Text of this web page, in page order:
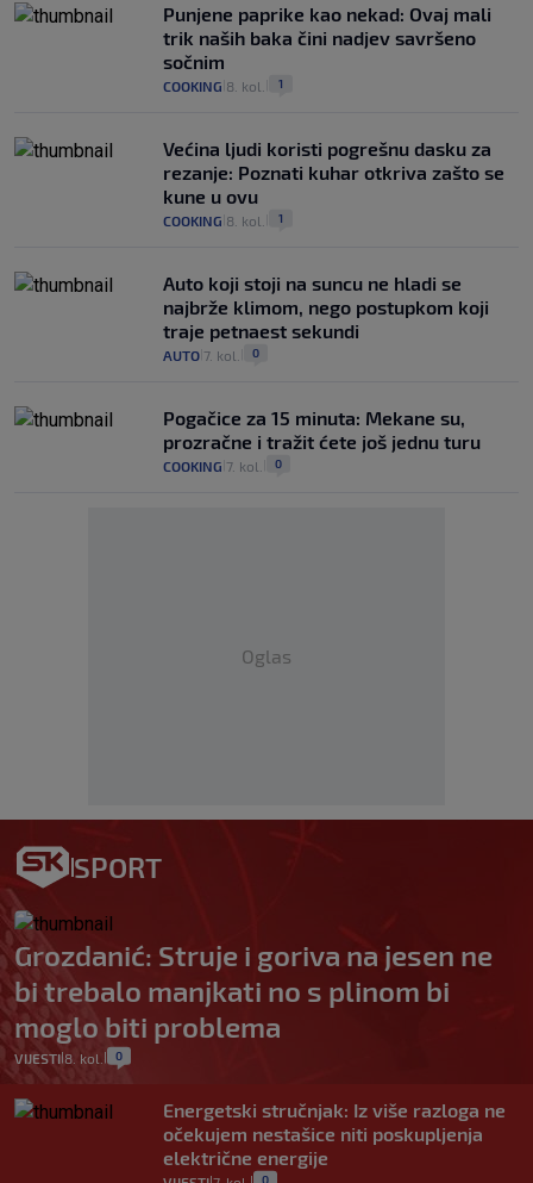
Punjene paprike kao nekad: Ovaj mali
trik naših baka čini nadjev savršeno
sočnim
COOKING 8. kol. 1
Većina ljudi koristi pogrešnu dasku za
rezanje: Poznati kuhar otkriva zašto se
kune u ovu
COOKING 8. kol. 1
Auto koji stoji na suncu ne hladi se
najbrže klimom, nego postupkom koji
traje petnaest sekundi
AUTO 7. kol. 0
Pogačice za 15 minuta: Mekane su,
prozračne i tražit ćete još jednu turu
COOKING 7. kol. 0
Oglas
SPORT
Grozdanić: Struje i goriva na jesen ne
bi trebalo manjkati no s plinom bi
moglo biti problema
VIJESTI| 8. kol. 0
Energetski stručnjak: Iz više razloga ne
očekujem nestašice niti poskupljenja
električne energije
0